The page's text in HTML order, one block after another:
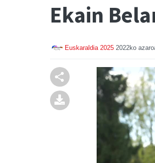
Ekain
Euskaraldia 2025 2022ko